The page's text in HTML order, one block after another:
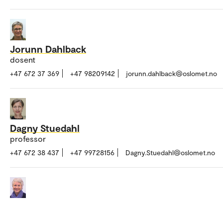
Jorunn Dahlback
dosent
+47 672 37 369 +47 98209142 jorunn.dahlback@oslomet.no
Dagny Stuedahl
professor
+47 672 38 437 +47 99728156 Dagny.Stuedahl@oslomet.no